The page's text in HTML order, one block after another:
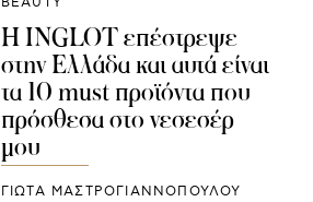
Η INGLOT επέστρεψε
στην Ελλάδα και αυτά είναι
τα 10 must προϊόντα που
πρόσθεσα στο νεσεσέρ
μου
ΓΙΩΤΑ ΜΑΣΤΡΟΓΙΑΝΝΟΠΟΥΛΟΥ